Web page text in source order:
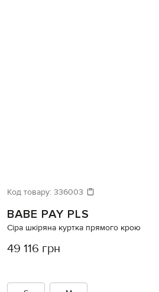
Код товару: 336003
BABE PAY PLS
Сіра шкіряна куртка прямого крою
49 116 грн